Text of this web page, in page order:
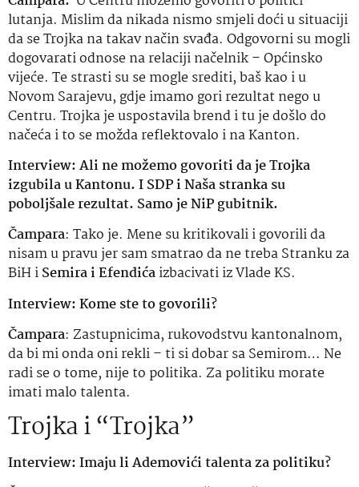
lutanja. Mislim da nikada nismo smjeli doći u situaciji
da se Trojka na takav način svađa. Odgovorni su mogli
dogovarati odnose na relaciji načelnik – Općinsko
vijeće. Te strasti su se mogle srediti, baš kao i u
Novom Sarajevu, gdje imamo gori rezultat nego u
Centru. Trojka je uspostavila brend i tu je došlo do
načeća i to se možda reflektovalo i na Kanton.
Interview: Ali ne možemo govoriti da je Trojka
izgubila u Kantonu. I SDP i Naša stranka su
poboljšale rezultat. Samo je NiP gubitnik.
Čampara: Tako je. Mene su kritikovali i govorili da
nisam u pravu jer sam smatrao da ne treba Stranku za
BiH iSemira i Efendićaizbacivati iz Vlade KS.
Interview: Kome ste to govorili?
Čampara: Zastupnicima, rukovodstvu kantonalnom,
da bi mi onda oni rekli – ti si dobar sa Semirom… Ne
radi se o tome, nije to politika. Za politiku morate
imati malo talenta.
Trojka i “Trojka”
Interview: Imaju li Ademovići talenta za politiku?